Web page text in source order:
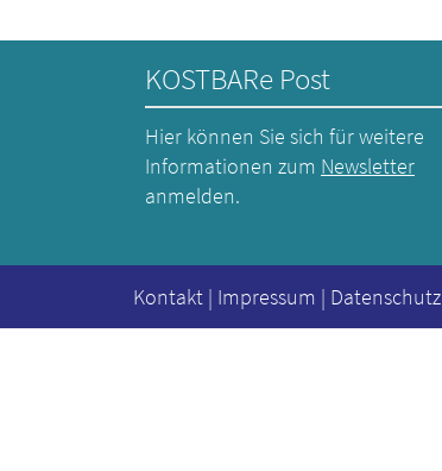
KOSTBARe Post
Hier können Sie sich für weitere
Informationen zum Newsletter
anmelden.
Kontakt | Impressum | Datenschutz